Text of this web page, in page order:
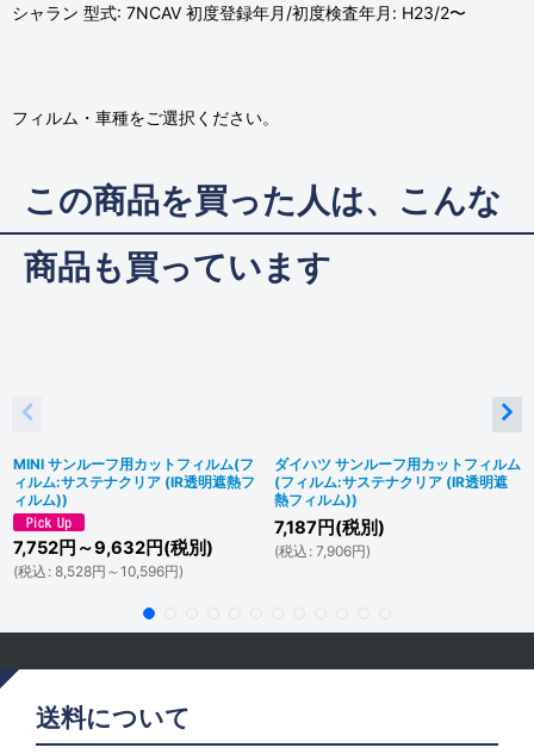
シャラン 型式: 7NCAV 初度登録年月/初度検査年月: H23/2〜
フィルム・車種をご選択ください。
この商品を買った人は、こんな
商品も買っています
MINI サンルーフ用カットフィルム(フ
ィルム:サステナクリア (IR透明遮熱フ
ィルム))
7,752円 ～9,632円(税別)
(税込 : 8,528円 ～10,596円)
ダイハツ サンルーフ用カットフィルム
(フィルム:サステナクリア (IR透明遮
熱フィルム))
7,187 円(税別)
(税込 : 7,906円)
送料について